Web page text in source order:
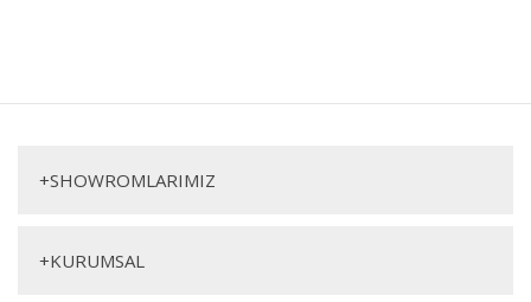
Rams Gardırop
+SHOWROMLARIMIZ
+KURUMSAL